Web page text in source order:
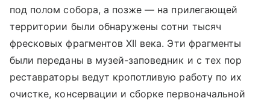
под полом собора, а позже — на прилегающей
территории были обнаружены сотни тысяч
фресковых фрагментов XII века. Эти фрагменты
были переданы в музей-заповедник и с тех пор
реставраторы ведут кропотливую работу по их
очистке, консервации и сборке первоначальной